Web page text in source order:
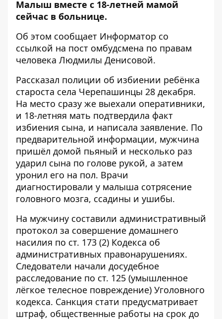
Малыш вместе с 18-летней мамой
сейчас в больнице.
Об этом сообщает Информатор со
ссылкой на пост омбудсмена по правам
человека Людмилы Денисовой.
Рассказал полиции об избиении ребёнка
староста села Черепашинцы 28 декабря.
На место сразу же выехали оперативники,
и 18-летняя мать подтвердила факт
избиения сына, и написала заявление. По
предварительной информации, мужчина
пришёл домой пьяный и несколько раз
ударил сына по голове рукой, а затем
уронил его на пол. Врачи
диагностировали у малыша сотрясение
головного мозга, ссадины и ушибы.
На мужчину составили административный
протокол за совершение домашнего
насилия по ст. 173 (2) Кодекса об
административных правонарушениях.
Следователи начали досудебное
расследование по ст. 125 (умышленное
лёгкое телесное повреждение) Уголовного
кодекса. Санкция стати предусматривает
штраф, общественные работы на срок до